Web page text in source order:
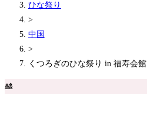
ひな祭り
>
中国
>
くつろぎのひな祭り in 福寿会館
🎎